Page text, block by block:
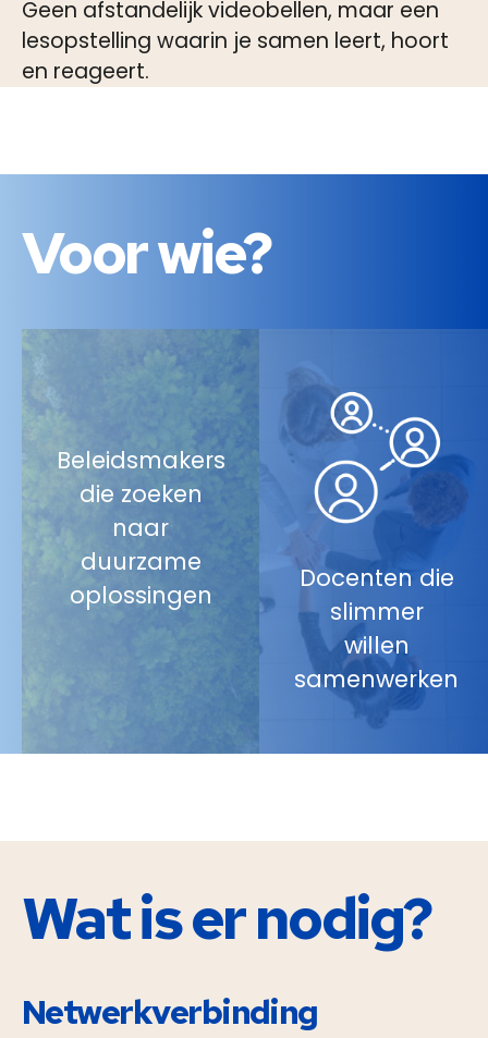
Geen afstandelijk videobellen, maar een
lesopstelling waarin je samen leert, hoort
en reageert.
Voorwie?
Beleidsmakers
die zoeken
naar
duurzame
oplossingen
Docenten die
slimmer
willen
samenwerken
Wat is ernodig?
Netwerkverbinding